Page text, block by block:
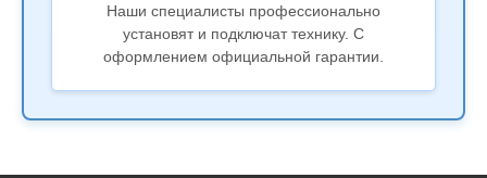
Наши специалисты профессионально
установят и подключат технику. С
оформлением официальной гарантии.